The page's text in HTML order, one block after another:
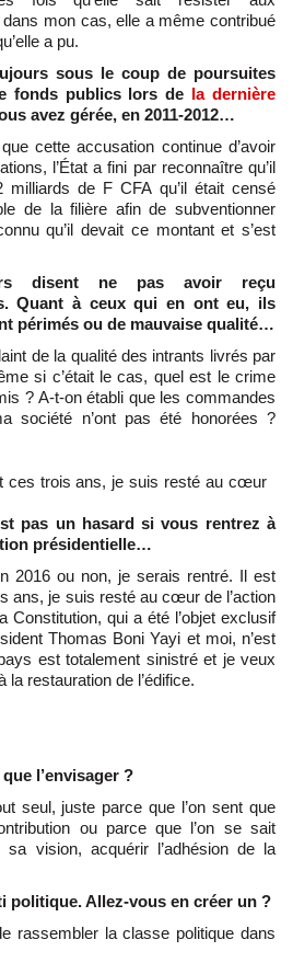
dans mon cas, elle a même contribué
a pu.
sous le coup de poursuites
fonds publics lors de la dernière
avez gérée, en 2011-2012…
cette accusation continue d’avoir
l’État a fini par reconnaître qu’il
milliards de F CFA qu’il était censé
de la filière afin de subventionner
qu’il devait ce montant et s’est
disent ne pas avoir reçu
Quant à ceux qui en ont eu, ils
périmés ou de mauvaise qualité…
de la qualité des intrants livrés par
si c’était le cas, quel est le crime
? A-t-on établi que les commandes
société n’ont pas été honorées ?
ces trois ans, je suis resté au cœur
pas un hasard si vous rentrez à
présidentielle…
2016 ou non, je serais rentré. Il est
ans, je suis resté au cœur de l’action
Constitution, qui a été l’objet exclusif
Thomas Boni Yayi et moi, n’est
est totalement sinistré et je veux
restauration de l’édifice.
l’envisager ?
seul, juste parce que l’on sent que
ou parce que l’on se sait
vision, acquérir l’adhésion de la
politique. Allez-vous en créer un ?
rassembler la classe politique dans